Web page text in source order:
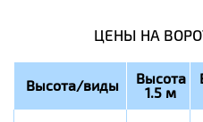
ЦЕНЫ НА
Высота/виды Высота
1.5 м